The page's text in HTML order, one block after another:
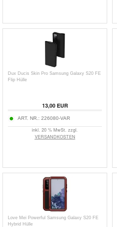
Dux Ducis Skin Pro Samsung Galaxy S20 FE
Flip Hülle
13,00EUR
ART. NR.: 226080-VAR
inkl. 20 % MwSt. zzgl.
VERSANDKOSTEN
Love Mei Powerful Samsung Galaxy S20 FE
Hybrid Hülle